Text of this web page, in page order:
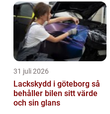
31 juli 2026
Lackskydd i göteborg så
behåller bilen sitt värde
och sin glans